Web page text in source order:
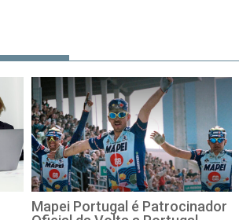
Mapei Portugal é Patrocinador